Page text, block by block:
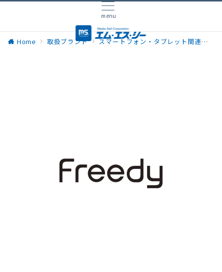
menu
Home 取扱ブランド スマートフォン・タブレット関連